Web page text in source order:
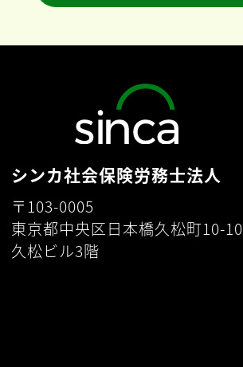
シンカ社会保険労務士法人
〒103-0005
東京都中央区日本橋久松町10-10
久松ビル3階